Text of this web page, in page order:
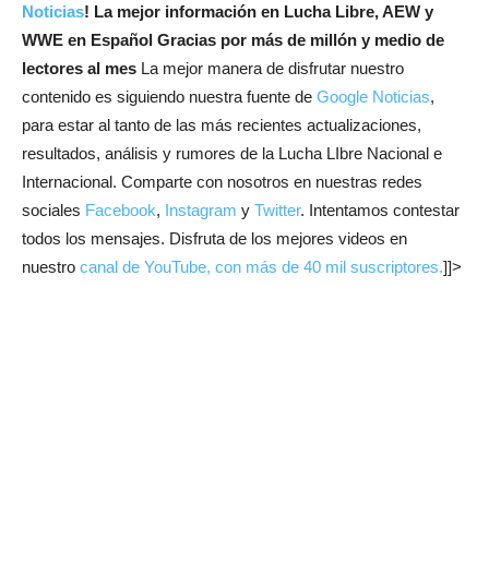
Noticias! La mejor información en Lucha Libre, AEW y
WWE en Español Gracias por más de millón y medio de
lectores al mes La mejor manera de disfrutar nuestro
contenido es siguiendo nuestra fuente de Google Noticias,
para estar al tanto de las más recientes actualizaciones,
resultados, análisis y rumores de la Lucha LIbre Nacional e
Internacional. Comparte con nosotros en nuestras redes
sociales Facebook, Instagram y Twitter. Intentamos contestar
todos los mensajes. Disfruta de los mejores videos en
nuestro canal de YouTube, con más de 40 mil suscriptores.]]>